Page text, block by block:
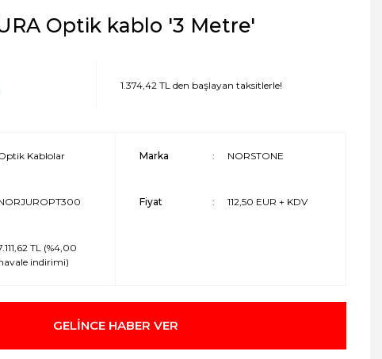
Optik kablo '3 Metre'
1.374,42 TL den başlayan taksitlerle!
Kablolar Marka NORSTONE
Fiyat 112,50 EUR + KDV
TL (%4,00
indirimi)
GELİNCE HABER VER